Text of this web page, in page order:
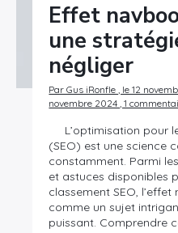
Effet
une
négliger
Par Gus iRonfle , le 12
novembre 2024 , 1
L’optimisation pour
(SEO) est une science
constamment. Parmi
et astuces disponibles
classement SEO,
comme un sujet
puissant. Comprendre